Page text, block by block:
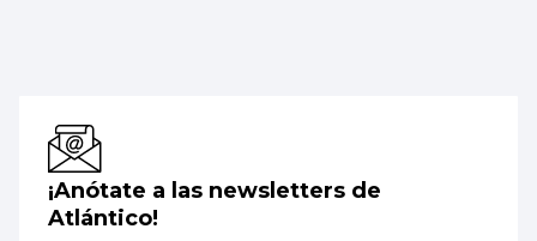
¡Anótate a las newsletters de
Atlántico!